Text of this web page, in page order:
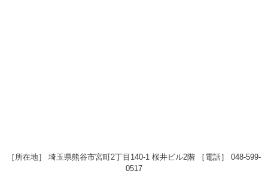
［所在地］ 埼玉県熊谷市宮町2丁目140-1 桜井ビル2階 ［電話］ 048-599-
0517